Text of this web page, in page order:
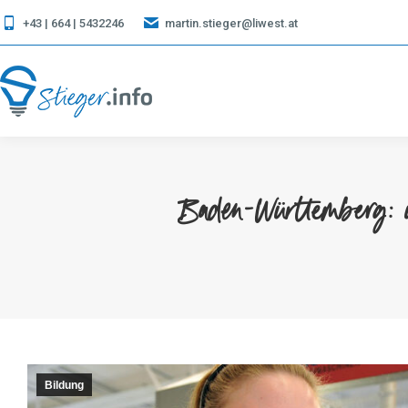
+43 | 664 | 5432246 martin.stieger@liwest.at
Baden-
Bildung